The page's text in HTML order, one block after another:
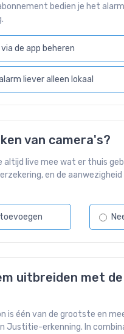
bedien je het
de app beheren
liever alleen lokaal
van camera's?
altijd live mee wat er thuis
en de
uitbreiden met
is één van de grootste en
Justitie-erkenning. In